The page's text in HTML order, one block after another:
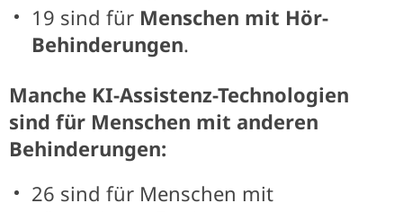
19 sind für Menschen mit Hör-
Behinderungen.
Manche KI-Assistenz-Technologien
sind für Menschen mit anderen
Behinderungen:
26 sind für Menschen mit